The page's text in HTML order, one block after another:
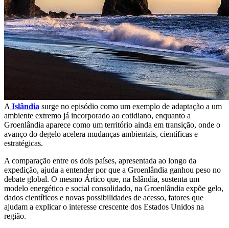
A Islândia surge no episódio como um exemplo de adaptação a um
ambiente extremo já incorporado ao cotidiano, enquanto a
Groenlândia aparece como um território ainda em transição, onde o
avanço do degelo acelera mudanças ambientais, científicas e
estratégicas.
A comparação entre os dois países, apresentada ao longo da
expedição, ajuda a entender por que a Groenlândia ganhou peso no
debate global. O mesmo Ártico que, na Islândia, sustenta um
modelo energético e social consolidado, na Groenlândia expõe gelo,
dados científicos e novas possibilidades de acesso, fatores que
ajudam a explicar o interesse crescente dos Estados Unidos na
região.